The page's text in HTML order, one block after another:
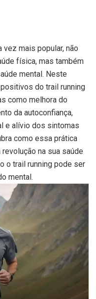
vez mais popular, não
física, mas também
mental. Neste
do trail running
como melhora do
da autoconfiança,
e alívio dos sintomas
como essa prática
na sua saúde
o trail running pode ser
mental.